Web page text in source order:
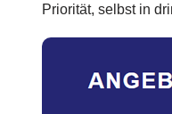
Priorität, selbst in